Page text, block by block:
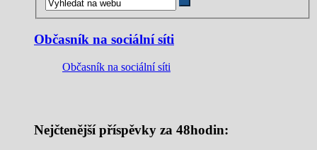
Občasník na sociální síti
Občasník na sociální síti
Nejčtenější příspěvky za 48hodin: